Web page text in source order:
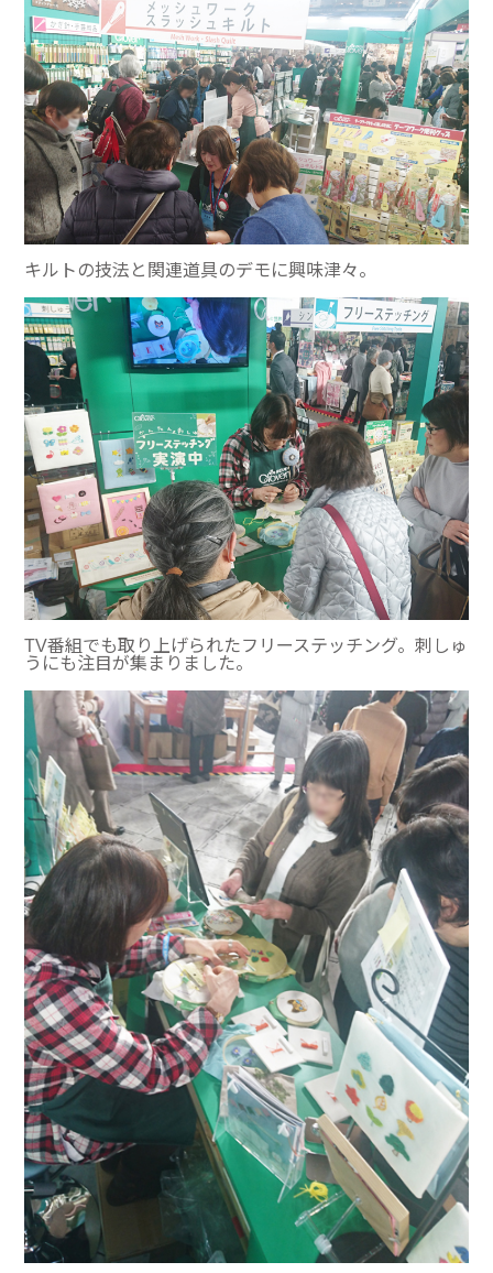
キルトの技法と関連道具のデモに興味津々。
TV番組でも取り上げられたフリーステッチング。刺しゅ
うにも注目が集まりました。